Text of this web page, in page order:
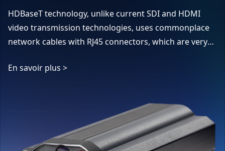
HDBaseT technology, unlike current SDI and HDMI
video transmission technologies, uses commonplace
network cables with RJ45 connectors, which are very
HDBase...
En savoir plus >